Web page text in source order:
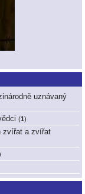
uznávaný
(1)
zvířat a zvířat